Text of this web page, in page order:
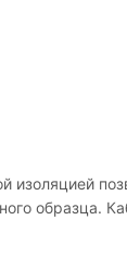
изоляцией
образца.